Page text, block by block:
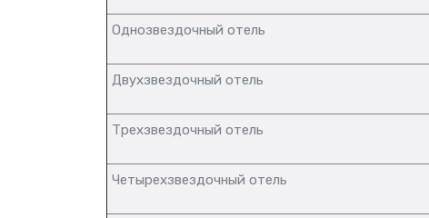
Однозвездочный отель
Двухзвездочный отель
Трехзвездочный отель
Четырехзвездочный отель